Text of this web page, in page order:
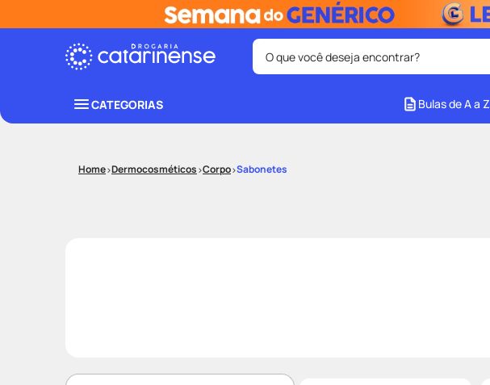
O que você deseja encontrar?
CATEGORIAS Bulas de A a Z
Dermocosméticos Corpo Sabonetes